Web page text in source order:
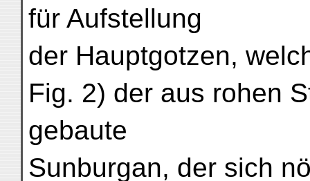
für Aufstellung
der Hauptgotzen,
Fig. 2) der aus rohen
gebaute
Sunburgan, der sich